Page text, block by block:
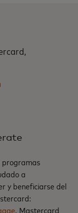
programas
a
y beneficiarse del
, Mastercard